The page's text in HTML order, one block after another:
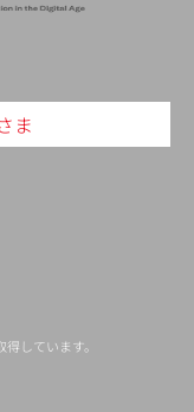
ま
しています。